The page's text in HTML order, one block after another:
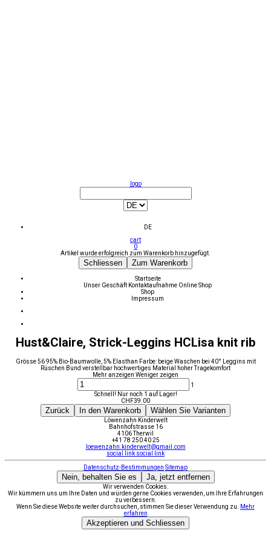
logo
DE
cart
0
Artikel wurde erfolgreich zum Warenkorb hinzugefügt.
Schliessen Zum Warenkorb
Startseite
Unser Geschäft Kontaktaufnahme Online Shop
Shop
Impressum
Hust&Claire, Strick-Leggins HCLisa knit rib
Grösse 56 95% Bio-Baumwolle, 5% Elasthan Farbe: beige Waschen bei 40° Leggins mit
Rüschen Bund verstellbar hochwertiges Material hoher Tragekomfort
Mehr anzeigen Weniger zeigen
1
Schnell! Nur noch 1 auf Lager!
CHF39.00
Zurück In den Warenkorb Wählen Sie Varianten
Löwenzahn Kinderwelt
Bahnhofstrasse 16
4106 Therwil
+41 78 250 40 25
loewenzahn.kinderwelt@gmail.com
social link social link
Datenschutz-Bestimmungen Sitemap
Nein, behalten Sie es Ja, jetzt entfernen
Wir verwenden Cookies.
Wir kümmern uns um Ihre Daten und würden gerne Cookies verwenden, um Ihre Erfahrungen
zu verbessern.
Wenn Sie diese Website weiter durchsuchen, stimmen Sie dieser Verwendung zu.
Mehr
erfahren
Akzeptieren und Schliessen